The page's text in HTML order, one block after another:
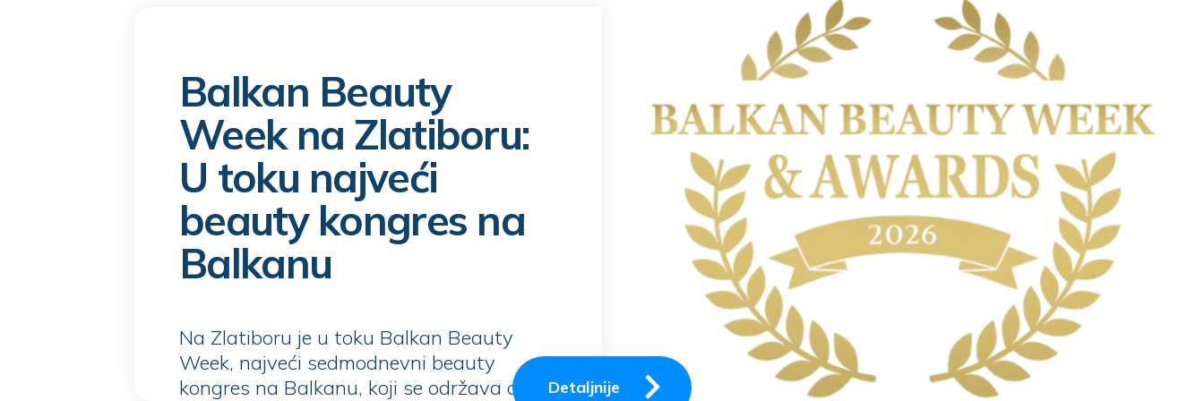
Balkan Beauty
Week na Zlatiboru:
U toku najveći
beauty kongres na
Balkanu
Na Zlatiboru je u toku Balkan Beauty
Week, najveći sedmodnevni beauty
kongres na Balkanu, koji se održava od 2.Detaljnije